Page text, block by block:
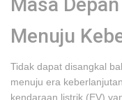
Menuju
Tidak dapat disangkal
menuju era
kendaraan listrik (EV)